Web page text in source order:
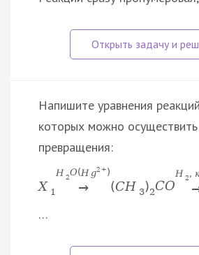
Напишите уравнения
которых можно
превращения:
X 1
H 2O(H g2 + )
→ (CH 3)2CO
H 2 ,
…